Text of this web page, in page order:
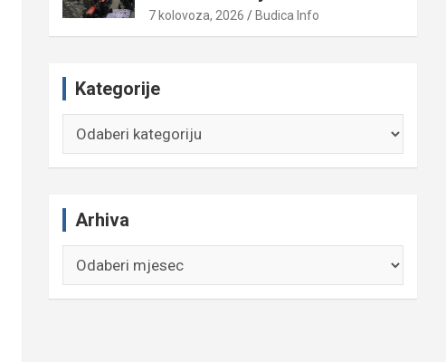
7 kolovoza, 2026 Budica Info
Kategorije
Arhiva